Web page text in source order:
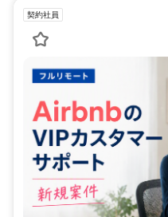
契約社員